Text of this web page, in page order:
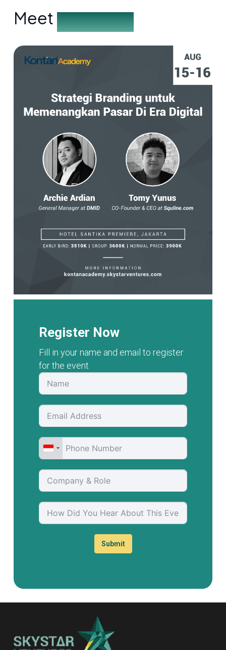
Meet the Partners
Register Now
Fill in your name and email to register
for the event
Submit